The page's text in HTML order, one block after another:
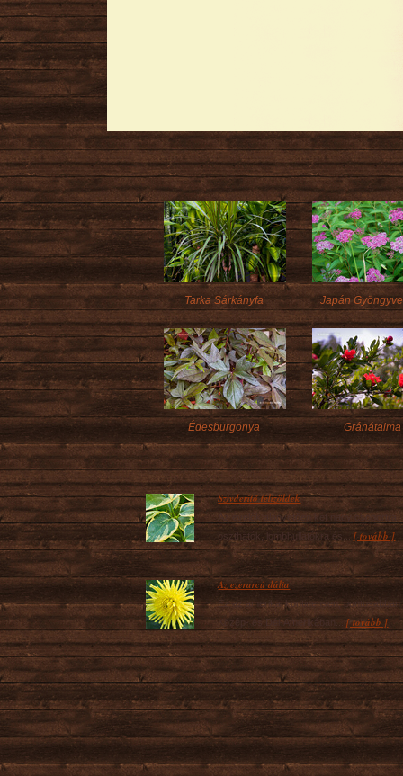
Tarka Sárkányfa Japán
Édesburgonya Gránátalma
Szívderítő télizöldek
Az évelők alapvetően két nagy csoportra
oszthatók, lombhullatókra és...[ tovább ]
Az ezerarcú dália
Ez az amerikai kontinensen, pontosabban
Közép- és Dél-Amerikában...[ tovább ]